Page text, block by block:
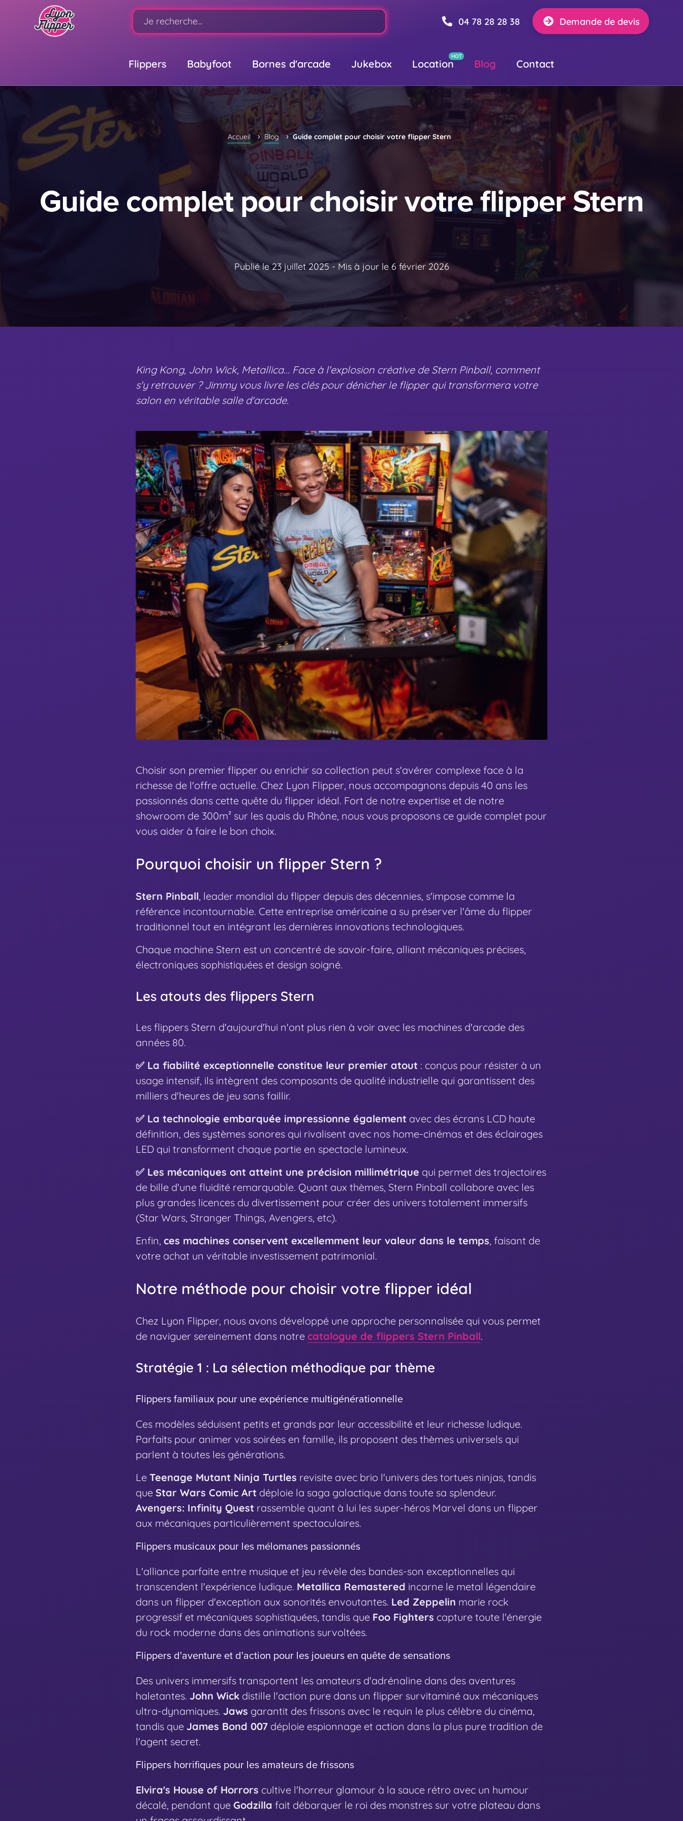
04 78 28 28 38 Demande de devis
Flippers Babyfoot Bornes d'arcade Jukebox Location Blog Contact
Accueil › Blog › Guide complet pour choisir votre flipper Stern
Guide complet pour choisir votre flipper Stern
Publié le 23 juillet 2025- Mis à jour le 6 février 2026
King Kong, John Wick, Metallica... Face à l'explosion créative de Stern Pinball, comment
s'y retrouver ? Jimmy vous livre les clés pour dénicher le flipper qui transformera votre
salon en véritable salle d'arcade.
Choisir son premier flipper ou enrichir sa collection peut s'avérer complexe face à la
richesse de l'offre actuelle. Chez Lyon Flipper, nous accompagnons depuis 40 ans les
passionnés dans cette quête du flipper idéal. Fort de notre expertise et de notre
showroom de 300m² sur les quais du Rhône, nous vous proposons ce guide complet pour
vous aider à faire le bon choix.
Pourquoi choisir un flipper Stern ?
Stern Pinball, leader mondial du flipper depuis des décennies, s'impose comme la
référence incontournable. Cette entreprise américaine a su préserver l'âme du flipper
traditionnel tout en intégrant les dernières innovations technologiques.
Chaque machine Stern est un concentré de savoir-faire, alliant mécaniques précises,
électroniques sophistiquées et design soigné.
Les atouts des flippers Stern
Les flippers Stern d'aujourd'hui n'ont plus rien à voir avec les machines d'arcade des
années 80.
✅ La fiabilité exceptionnelle constitue leur premier atout : conçus pour résister à un
usage intensif, ils intègrent des composants de qualité industrielle qui garantissent des
milliers d'heures de jeu sans faillir.
✅ La technologie embarquée impressionne également avec des écrans LCD haute
définition, des systèmes sonores qui rivalisent avec nos home-cinémas et des éclairages
LED qui transforment chaque partie en spectacle lumineux.
✅ Les mécaniques ont atteint une précision millimétrique qui permet des trajectoires
de bille d'une fluidité remarquable. Quant aux thèmes, Stern Pinball collabore avec les
plus grandes licences du divertissement pour créer des univers totalement immersifs
(Star Wars, Stranger Things, Avengers, etc).
Enfin, ces machines conservent excellemment leur valeur dans le temps, faisant de
votre achat un véritable investissement patrimonial.
Notre méthode pour choisir votre flipper idéal
Chez Lyon Flipper, nous avons développé une approche personnalisée qui vous permet
de naviguer sereinement dans notre catalogue de flippers Stern Pinball.
Stratégie 1 : La sélection méthodique par thème
Flippers familiaux pour une expérience multigénérationnelle
Ces modèles séduisent petits et grands par leur accessibilité et leur richesse ludique.
Parfaits pour animer vos soirées en famille, ils proposent des thèmes universels qui
parlent à toutes les générations.
Le Teenage Mutant Ninja Turtles revisite avec brio l'univers des tortues ninjas, tandis
que Star Wars Comic Art déploie la saga galactique dans toute sa splendeur.
Avengers: Infinity Quest rassemble quant à lui les super-héros Marvel dans un flipper
aux mécaniques particulièrement spectaculaires.
Flippers musicaux pour les mélomanes passionnés
L'alliance parfaite entre musique et jeu révèle des bandes-son exceptionnelles qui
transcendent l'expérience ludique. Metallica Remastered incarne le metal légendaire
dans un flipper d'exception aux sonorités envoutantes. Led Zeppelin marie rock
progressif et mécaniques sophistiquées, tandis que Foo Fighters capture toute l'énergie
du rock moderne dans des animations survoltées.
Flippers d'aventure et d'action pour les joueurs en quête de sensations
Des univers immersifs transportent les amateurs d'adrénaline dans des aventures
haletantes. John Wick distille l'action pure dans un flipper survitaminé aux mécaniques
ultra-dynamiques. Jaws garantit des frissons avec le requin le plus célèbre du cinéma,
tandis que James Bond 007 déploie espionnage et action dans la plus pure tradition de
l'agent secret.
Flippers horrifiques pour les amateurs de frissons
Elvira's House of Horrors cultive l'horreur glamour à la sauce rétro avec un humour
décalé, pendant que Godzilla fait débarquer le roi des monstres sur votre plateau dans